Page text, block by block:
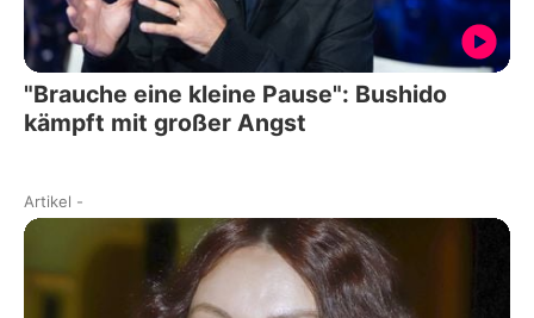
"Brauche eine kleine Pause": Bushido
kämpft mit großer Angst
Artikel -